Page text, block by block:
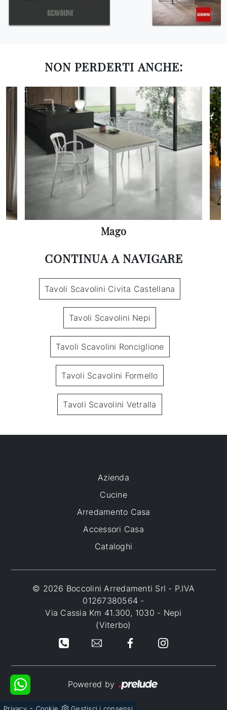
NON PERDERTI ANCHE:
Mago
CONTINUA A NAVIGARE
Tavoli Scavolini Civita Castellana
Tavoli Scavolini Nepi
Tavoli Scavolini Ronciglione
Tavoli Scavolini Formello
Tavoli Scavolini Vetralla
Azienda
Cucine
Arredamento Casa
Accessori Casa
Cataloghi
© 2026 Boccolini Arredamenti Srl - P.IVA
01267380564 -
Via Cassia Km 41.300, 1030 - Nepi
(Viterbo)
Powered by
-